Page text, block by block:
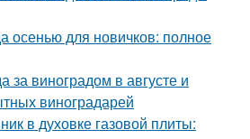
осенью для новичков: полное
за виноградом в августе и
виноградарей
в духовке газовой плиты: